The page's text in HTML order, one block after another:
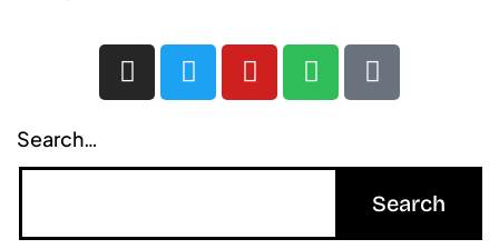
Search…